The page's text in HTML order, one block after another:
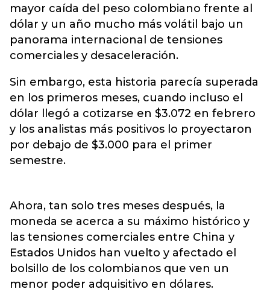
mayor caída del peso colombiano frente al
dólar y un año mucho más volátil bajo un
panorama internacional de tensiones
comerciales y desaceleración.
Sin embargo, esta historia parecía superada
en los primeros meses, cuando incluso el
dólar llegó a cotizarse en $3.072 en febrero
y los analistas más positivos lo proyectaron
por debajo de $3.000 para el primer
semestre.
Ahora, tan solo tres meses después, la
moneda se acerca a su máximo histórico y
las tensiones comerciales entre China y
Estados Unidos han vuelto y afectado el
bolsillo de los colombianos que ven un
menor poder adquisitivo en dólares.